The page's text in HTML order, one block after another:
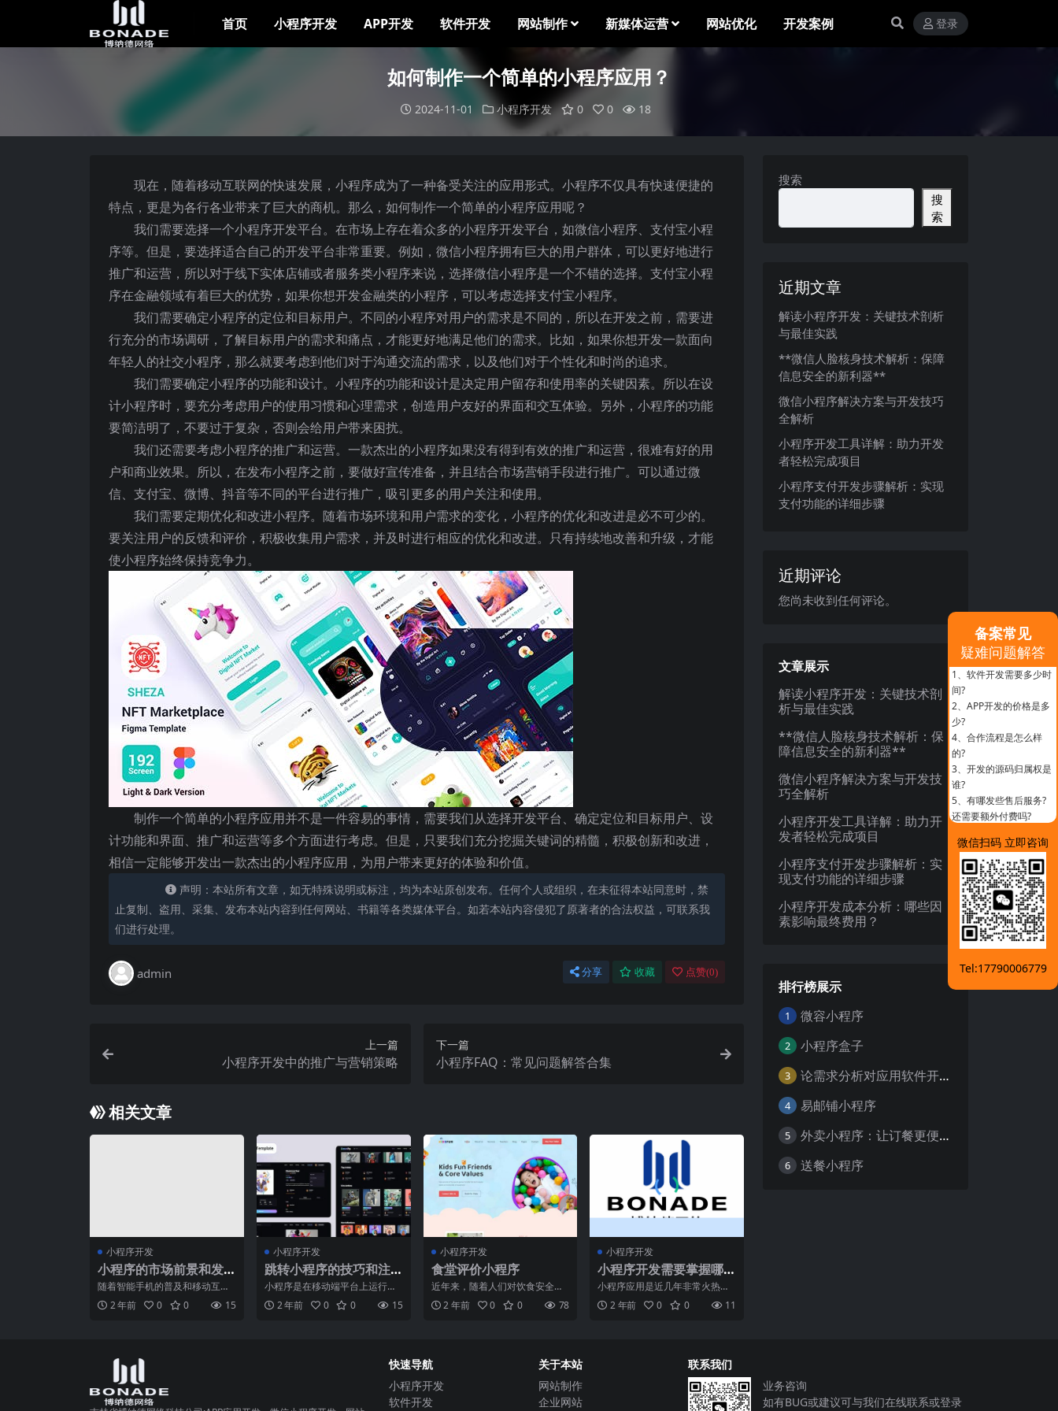
首页 小程序开发 APP开发 软件开发 网站制作 新媒体运营 网站优化 开发案例 登录
如何制作一个简单的小程序应用？
2024-11-01 小程序开发 0 0 18
现在，随着移动互联网的快速发展，小程序成为了一种备受关注的应用形式。小程序不仅具有快速便捷的
特点，更是为各行各业带来了巨大的商机。那么，如何制作一个简单的小程序应用呢？
我们需要选择一个小程序开发平台。在市场上存在着众多的小程序开发平台，如微信小程序、支付宝小程
序等。但是，要选择适合自己的开发平台非常重要。例如，微信小程序拥有巨大的用户群体，可以更好地进行
推广和运营，所以对于线下实体店铺或者服务类小程序来说，选择微信小程序是一个不错的选择。支付宝小程
序在金融领域有着巨大的优势，如果你想开发金融类的小程序，可以考虑选择支付宝小程序。
我们需要确定小程序的定位和目标用户。不同的小程序对用户的需求是不同的，所以在开发之前，需要进
行充分的市场调研，了解目标用户的需求和痛点，才能更好地满足他们的需求。比如，如果你想开发一款面向
年轻人的社交小程序，那么就要考虑到他们对于沟通交流的需求，以及他们对于个性化和时尚的追求。
我们需要确定小程序的功能和设计。小程序的功能和设计是决定用户留存和使用率的关键因素。所以在设
计小程序时，要充分考虑用户的使用习惯和心理需求，创造用户友好的界面和交互体验。另外，小程序的功能
要简洁明了，不要过于复杂，否则会给用户带来困扰。
我们还需要考虑小程序的推广和运营。一款杰出的小程序如果没有得到有效的推广和运营，很难有好的用
户和商业效果。所以，在发布小程序之前，要做好宣传准备，并且结合市场营销手段进行推广。可以通过微
信、支付宝、微博、抖音等不同的平台进行推广，吸引更多的用户关注和使用。
我们需要定期优化和改进小程序。随着市场环境和用户需求的变化，小程序的优化和改进是必不可少的。
要关注用户的反馈和评价，积极收集用户需求，并及时进行相应的优化和改进。只有持续地改善和升级，才能
使小程序始终保持竞争力。
制作一个简单的小程序应用并不是一件容易的事情，需要我们从选择开发平台、确定定位和目标用户、设
计功能和界面、推广和运营等多个方面进行考虑。但是，只要我们充分挖掘关键词的精髓，积极创新和改进，
相信一定能够开发出一款杰出的小程序应用，为用户带来更好的体验和价值。
声明：本站所有文章，如无特殊说明或标注，均为本站原创发布。任何个人或组织，在未征得本站同意时，禁
止复制、盗用、采集、发布本站内容到任何网站、书籍等各类媒体平台。如若本站内容侵犯了原著者的合法权益，可联系我
们进行处理。
admin 分享 收藏 点赞(0)
上一篇
小程序开发中的推广与营销策略
下一篇
小程序FAQ：常见问题解答合集
相关文章
小程序开发
小程序的市场前景和发
展趋势
随着智能手机的普及和移动互联
网的快速发展，小程序作为一种
新兴的移动应用形态，正逐
2 年前 0 0 15
小程序开发
跳转小程序的技巧和注
意事项
小程序是在移动端平台上运行的
一种应用程序，它的开放能力为
用户带来了更为丰富的使用
2 年前 0 0 15
小程序开发
食堂评价小程序
近年来，随着人们对饮食安全和
口味需求的提高，食堂评价成为
了大众关注的焦点。为了方
2 年前 0 0 78
小程序开发
小程序开发需要掌握哪
些技能？
小程序应用是近几年非常火热的
一种技术形式，随着移动端智能
化的发展，小程序成为了许
2 年前 0 0 11
搜索
搜
索
近期文章
解读小程序开发：关键技术剖析
与最佳实践
**微信人脸核身技术解析：保障
信息安全的新利器**
微信小程序解决方案与开发技巧
全解析
小程序开发工具详解：助力开发
者轻松完成项目
小程序支付开发步骤解析：实现
支付功能的详细步骤
近期评论
您尚未收到任何评论。
文章展示
解读小程序开发：关键技术剖
析与最佳实践
**微信人脸核身技术解析：保
障信息安全的新利器**
微信小程序解决方案与开发技
巧全解析
小程序开发工具详解：助力开
发者轻松完成项目
小程序支付开发步骤解析：实
现支付功能的详细步骤
小程序开发成本分析：哪些因
素影响最终费用？
排行榜展示
1 微容小程序
2 小程序盒子
3 论需求分析对应用软件开发的重要性
4 易邮铺小程序
5 外卖小程序：让订餐更便捷，吃货的福音
6 送餐小程序
快速导航
小程序开发
软件开发
关于本站
网站制作
企业网站
联系我们
业务咨询
如有BUG或建议可与我们在线联系或登录
备案常见
疑难问题解答
1、 软件开发需要多少时
间?
2、 APP开发的价格是多
少?
4、 合作流程是怎么样
的?
3、 开发的源码归属权是
谁?
5、 有哪发些售后服务?
还需要额外付费吗?
微信扫码 立即咨询
Tel:17790006779